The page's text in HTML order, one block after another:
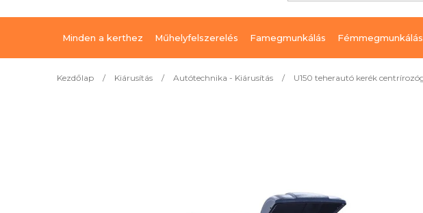
Minden a kerthez Műhelyfelszerelés Famegmunkálás Fémmegmunkálás
Kezdőlap / Kiárusítás / Autótechnika - Kiárusítás / U150 teherautó kerék